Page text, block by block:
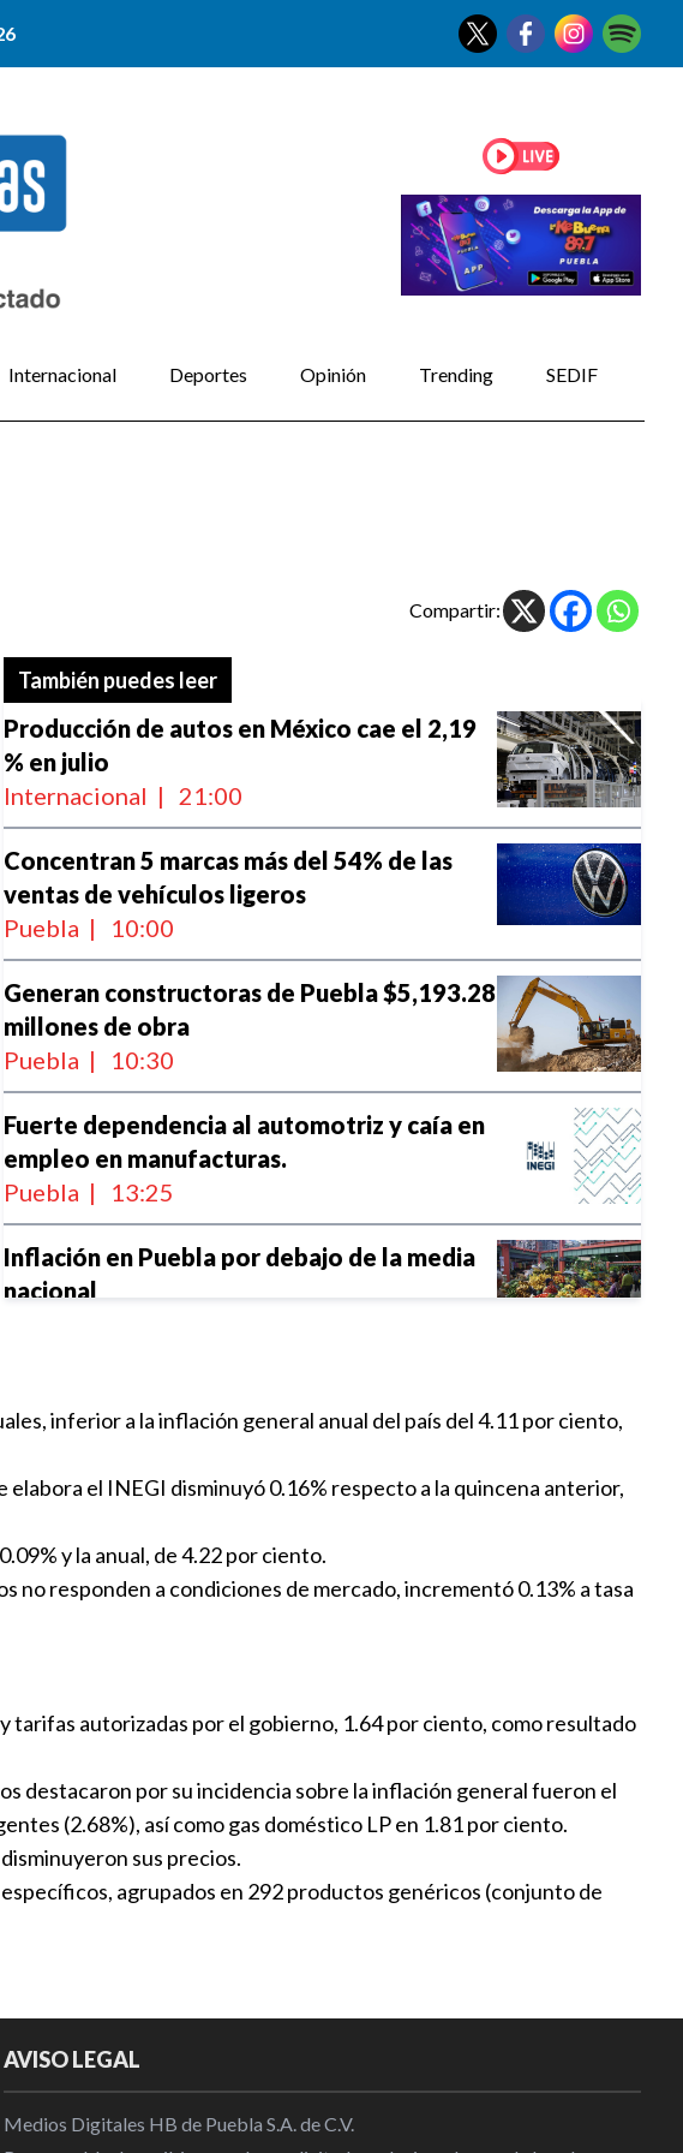
Internacional Deportes Opinión Trending SEDIF
Compartir:
También puedes leer
Producción de autos en México cae el 2,19
% en julio
Internacional | 21:00
Concentran 5 marcas más del 54% de las
ventas de vehículos ligeros
Puebla | 10:00
Generan constructoras de Puebla $5,193.28
millones de obra
Puebla | 10:30
Fuerte dependencia al automotriz y caía en
empleo en manufacturas.
Puebla | 13:25
Inflación en Puebla por debajo de la media
nacional
en junio
a tasa anual
Puebla | 13:28
Puebla | 13:30
Puebla mantiene al alza la producción y
exportaciones de vehículos ligeros
Puebla | 12:25
inferior a la inflación general anual del país del 4.11 por ciento,
el INEGI disminuyó 0.16% respecto a la quincena anterior,
y la anual, de 4.22 por ciento.
no responden a condiciones de mercado, incrementó 0.13% a tasa
autorizadas por el gobierno, 1.64 por ciento, como resultado
destacaron por su incidencia sobre la inflación general fueron el
(2.68%), así como gas doméstico LP en 1.81 por ciento.
sus precios.
agrupados en 292 productos genéricos (conjunto de
AVISO LEGAL
Medios Digitales HB de Puebla S.A. de C.V.